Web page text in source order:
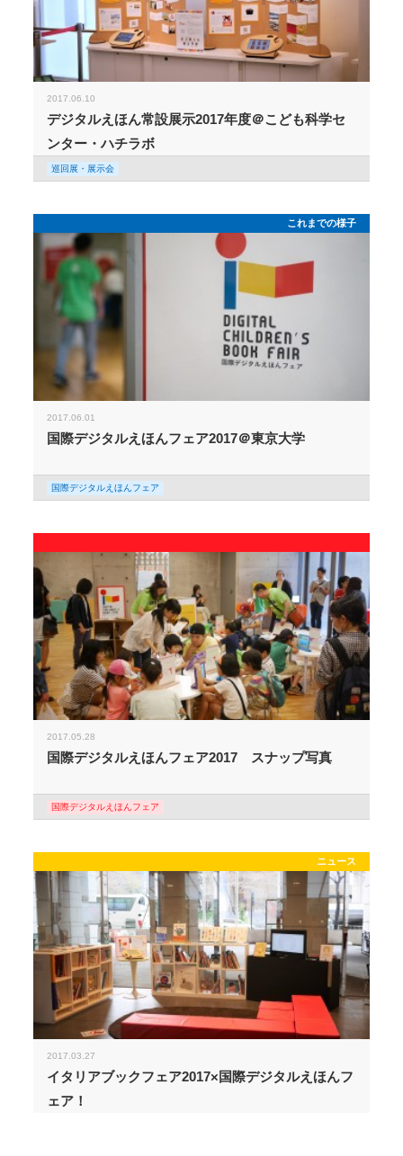
2017.06.10
デジタルえほん常設展示2017年度＠こども科学セ
ンター・ハチラボ
巡回展・展示会
これまでの様子
2017.06.01
国際デジタルえほんフェア2017＠東京大学
国際デジタルえほんフェア
2017.05.28
国際デジタルえほんフェア2017 スナップ写真
国際デジタルえほんフェア
ニュース
2017.03.27
イタリアブックフェア2017×国際デジタルえほんフ
ェア！